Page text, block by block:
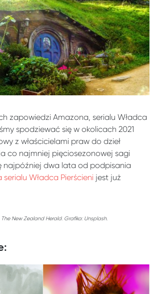
zapowiedzi Amazona, serialu Władca
spodziewać się w okolicach 2021
z właścicielami praw do dzieł
co najmniej pięciosezonowej sagi
najpóźniej dwa lata od podpisania
Władca Pierścieni jest już
New Zealand Herald. Grafika: Unsplash.